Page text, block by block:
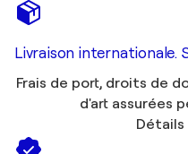
Livraison internationale.
Frais de port, droits de
d'art assurées
Détails